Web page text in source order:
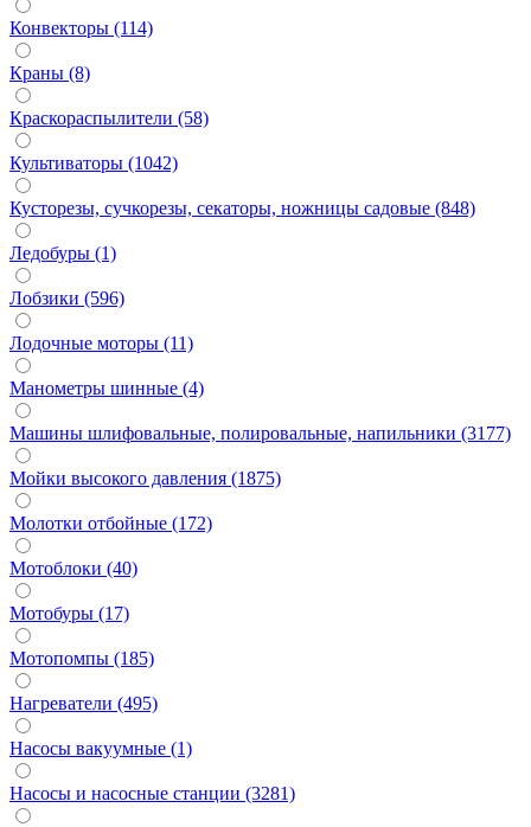
Конвекторы (114)
Краны (8)
Краскораспылители (58)
Культиваторы (1042)
Кусторезы, сучкорезы, секаторы, ножницы садовые (848)
Ледобуры (1)
Лобзики (596)
Лодочные моторы (11)
Манометры шинные (4)
Машины шлифовальные, полировальные, напильники (3177)
Мойки высокого давления (1875)
Молотки отбойные (172)
Мотоблоки (40)
Мотобуры (17)
Мотопомпы (185)
Нагреватели (495)
Насосы вакуумные (1)
Насосы и насосные станции (3281)